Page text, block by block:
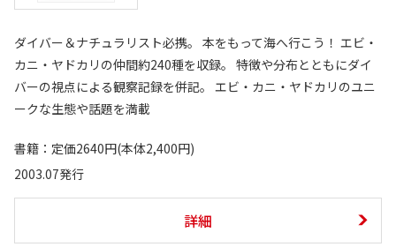
ダイバー＆ナチュラリスト必携。 本をもって海へ行こう！ エビ・
カニ・ヤドカリの仲間約240種を収録。 特徴や分布とともにダイ
バーの視点による観察記録を併記。 エビ・カニ・ヤドカリのユニ
ークな生態や話題を満載
書籍：定価2640円(本体2,400円)
2003.07発行
詳細